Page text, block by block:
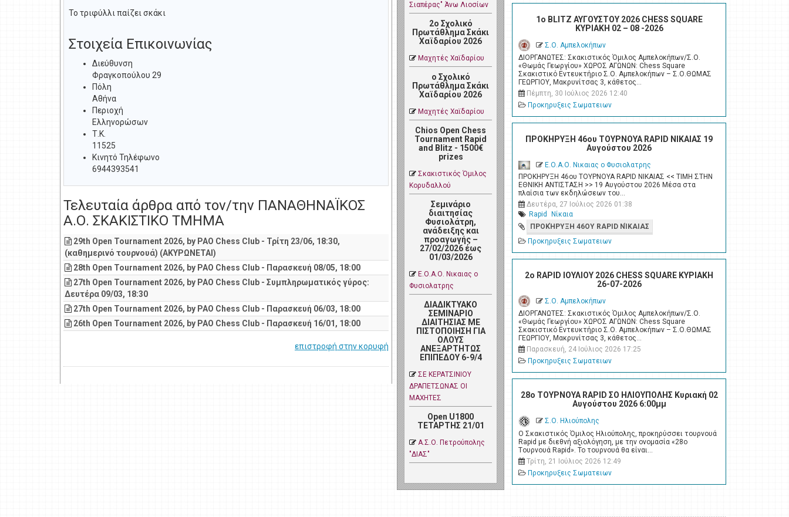
Το τριφύλλι παίζει σκάκι
Στοιχεία Επικοινωνίας
Διεύθυνση
Φραγκοπούλου 29
Πόλη
Αθήνα
Περιοχή
Ελληνορώσων
Τ.Κ.
11525
Κινητό Τηλέφωνο
6944393541
Τελευταία άρθρα από τον/την ΠΑΝΑΘΗΝΑΪΚΟΣ
Α.Ο. ΣΚΑΚΙΣΤΙΚΟ ΤΜΗΜΑ
29th Open Tournament 2026, by PAO Chess Club - Τρίτη 23/06, 18:30,
(καθημερινό τουρνουά) (ΑΚΥΡΩΝΕΤΑΙ)
28th Open Tournament 2026, by PAO Chess Club - Παρασκευή 08/05, 18:00
27th Open Tournament 2026, by PAO Chess Club - Συμπληρωματικός γύρος:
Δευτέρα 09/03, 18:30
27th Open Tournament 2026, by PAO Chess Club - Παρασκευή 06/03, 18:00
26th Open Tournament 2026, by PAO Chess Club - Παρασκευή 16/01, 18:00
επιστροφή στην κορυφή
Σιαπέρας" Άνω Λιοσίων
2ο Σχολικό
Πρωτάθλημα Σκάκι
Χαϊδαρίου 2026
Μαχητές Χαϊδαρίου
ο Σχολικό
Πρωτάθλημα Σκάκι
Χαϊδαρίου 2026
Μαχητές Χαϊδαρίου
Chios Open Chess
Tournament Rapid
and Blitz - 1500€
prizes
Σκακιστικός Όμιλος
Κορυδαλλού
Σεμινάριο
διαιτησίας
Φυσιολάτρη,
ανάδειξης και
προαγωγής –
27/02/2026 έως
01/03/2026
Ε.Ο.Α.Ο. Νικαιας ο
Φυσιολατρης
ΔΙΑΔΙΚΤΥΑΚΟ
ΣΕΜΙΝΑΡΙΟ
ΔΙΑΙΤΗΣΙΑΣ ΜΕ
ΠΙΣΤΟΠΟΙΗΣΗ ΓΙΑ
ΟΛΟΥΣ
ΑΝΕΞΑΡΤΗΤΩΣ
ΕΠΙΠΕΔΟΥ 6-9/4
ΣΕ ΚΕΡΑΤΣΙΝΙΟΥ
ΔΡΑΠΕΤΣΩΝΑΣ ΟΙ
ΜΑΧΗΤΕΣ
Open U1800
ΤΕΤΑΡΤΗΣ 21/01
Α.Σ.Ο. Πετρoύπολης
"ΔΙΑΣ"
1ο BLITZ ΑΥΓΟΥΣΤΟΥ 2026 CHESS SQUARE
ΚΥΡΙΑΚΗ 02 – 08 -2026
Σ.Ο. Αμπελοκήπων
ΔΙΟΡΓΑΝΩΤΕΣ: Σκακιστικός Όμιλος Αμπελοκήπων/Σ.Ο.
«Θωμάς Γεωργίου» ΧΩΡΟΣ ΑΓΩΝΩΝ: Chess Square
Σκακιστικό Εντευκτήριο Σ.Ο. Αμπελοκήπων – Σ.Ο.ΘΩΜΑΣ
ΓΕΩΡΓΙΟΥ, Μακρυνίτσας 3, κάθετος…
Πέμπτη, 30 Ιούλιος 2026 12:40
Προκηρυξεις Σωματειων
ΠΡΟΚΗΡΥΞΗ 46ου ΤΟΥΡΝΟΥΑ RAPID ΝΙΚΑΙΑΣ 19
Αυγούστου 2026
Ε.Ο.Α.Ο. Νικαιας ο Φυσιολατρης
ΠΡΟΚΗΡΥΞΗ 46ου ΤΟΥΡΝΟΥΑ RAPID ΝΙΚΑΙΑΣ << ΤΙΜΗ ΣΤΗΝ
ΕΘΝΙΚΗ ΑΝΤΙΣΤΑΣΗ >> 19 Αυγούστου 2026 Μέσα στα
πλαίσια των εκδηλώσεων του…
Δευτέρα, 27 Ιούλιος 2026 01:38
Rapid
Νίκαια
ΠΡΟΚΉΡΥΞΗ 46ΟΥ RAPID ΝΊΚΑΙΑΣ
Προκηρυξεις Σωματειων
2o RAPID ΙΟΥΛΙΟΥ 2026 CHESS SQUARE ΚΥΡΙΑΚΗ
26-07-2026
Σ.Ο. Αμπελοκήπων
ΔΙΟΡΓΑΝΩΤΕΣ: Σκακιστικός Όμιλος Αμπελοκήπων/Σ.Ο.
«Θωμάς Γεωργίου» ΧΩΡΟΣ ΑΓΩΝΩΝ: Chess Square
Σκακιστικό Εντευκτήριο Σ.Ο. Αμπελοκήπων – Σ.Ο.ΘΩΜΑΣ
ΓΕΩΡΓΙΟΥ, Μακρυνίτσας 3, κάθετος…
Παρασκευή, 24 Ιούλιος 2026 17:25
Προκηρυξεις Σωματειων
28ο ΤΟΥΡΝΟΥΑ RAPID ΣΟ ΗΛΙΟΥΠΟΛΗΣ Κυριακή 02
Αυγούστου 2026 6:00μμ
Σ.Ο. Ηλιούπολης
Ο Σκακιστικός Όμιλος Ηλιούπολης, προκηρύσσει τουρνουά
Rapid με διεθνή αξιολόγηση, με την ονομασία «28ο
Tουρνουά Rapid». Το τουρνουά θα είναι…
Τρίτη, 21 Ιούλιος 2026 12:49
Προκηρυξεις Σωματειων